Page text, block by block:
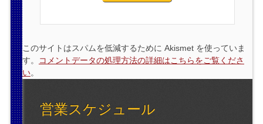
このサイトはスパムを低減するために Akismet を使っていま
す。
コメントデータの処理方法の詳細はこちらをご覧くださ
い。
営業スケジュール